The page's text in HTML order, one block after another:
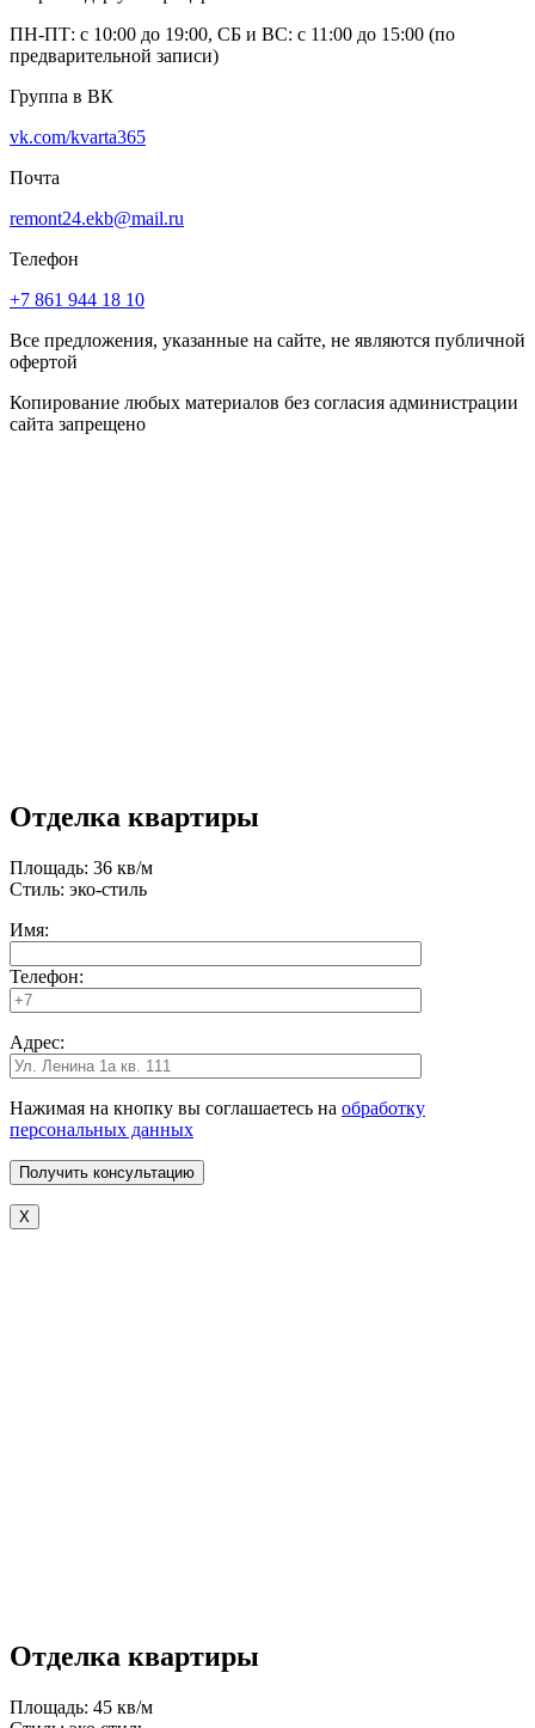
ПН-ПТ: с 10:00 до 19:00, СБ и ВС: с 11:00 до 15:00 (по
предварительной записи)
Группа в ВК
vk.com/kvarta365
Почта
remont24.ekb@mail.ru
Телефон
+7 861 944 18 10
Все предложения, указанные на сайте, не являются публичной
офертой
Копирование любых материалов без согласия администрации
сайта запрещено
Отделка квартиры
Площадь: 36 кв/м
Стиль: эко-стиль
Имя:
Телефон:
Адрес:
Нажимая на кнопку вы соглашаетесь на обработку
персональных данных
X
Отделка квартиры
Площадь: 45 кв/м